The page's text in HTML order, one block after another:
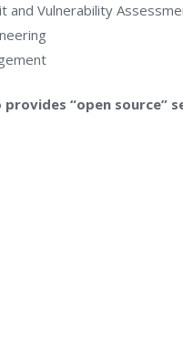
and Vulnerability
provides “open